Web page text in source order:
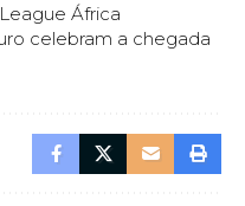
África
celebram a chegada